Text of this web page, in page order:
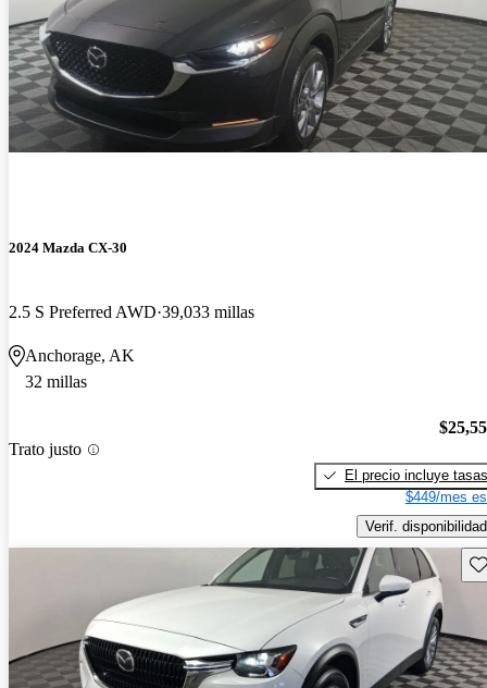
2024 Mazda CX-30
2.5 S Preferred AWD 39,033 millas
Anchorage, AK
32 millas
Trato justo
El precio incluye tasas
$449/mes
Verif. disponibilidad